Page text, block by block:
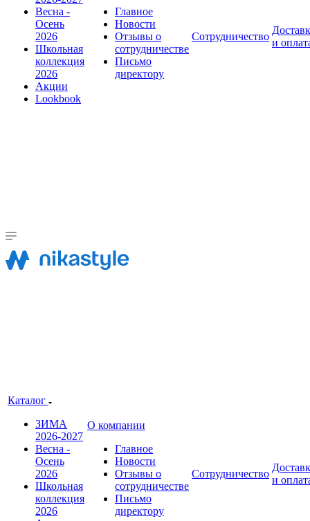
Весна -
Осень
2026
Школьная
коллекция
2026
Акции
Lookbook
Главное
Новости
Отзывы о
сотрудничестве
Письмо
директору
Сотрудничество
и
Каталог
ЗИМА
2026-2027
Весна -
Осень
2026
Школьная
коллекция
2026
О компании
Главное
Новости
Отзывы о
сотрудничестве
Письмо
директору
Сотрудничество
и